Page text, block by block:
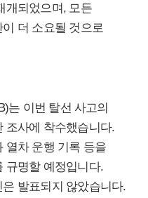
개되었으며, 모든
더 소요될 것으로
는 이번 탈선 사고의
조사에 착수했습니다.
열차 운행 기록 등을
규명할 예정입니다.
발표되지 않았습니다.